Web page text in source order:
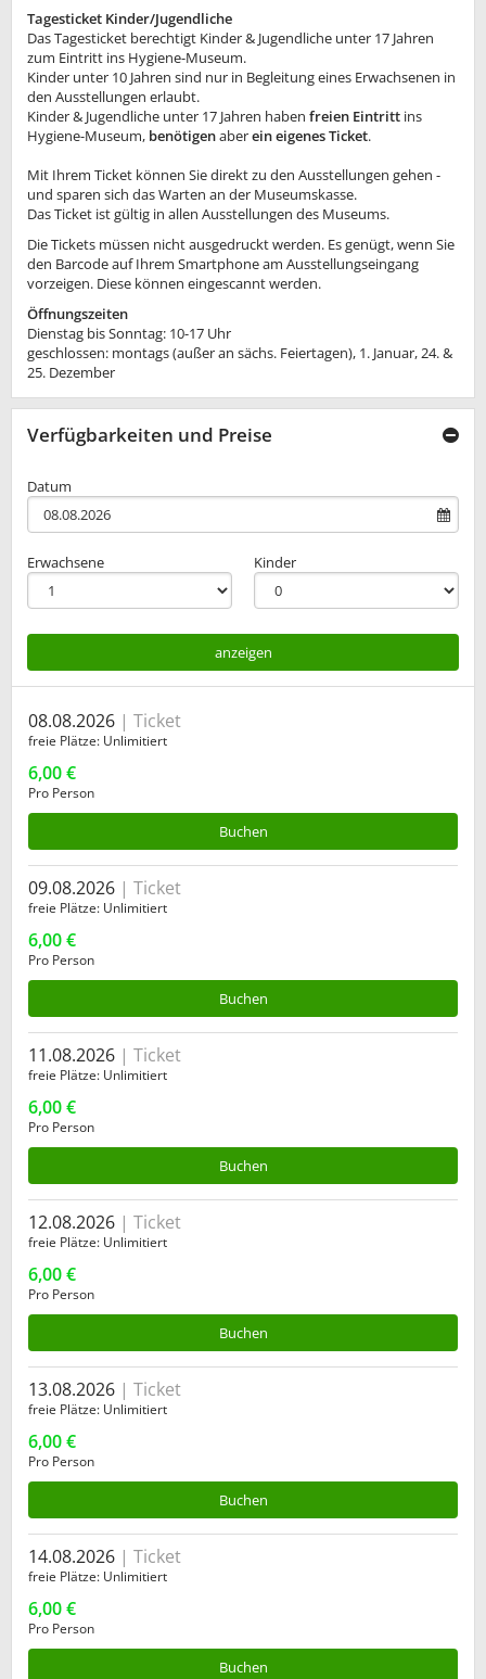
Tagesticket Kinder/Jugendliche
Das Tagesticket berechtigt Kinder & Jugendliche unter 17 Jahren
zum Eintritt ins Hygiene-Museum.
Kinder unter 10 Jahren sind nur in Begleitung eines Erwachsenen in
den Ausstellungen erlaubt.
Kinder & Jugendliche unter 17 Jahren haben freien Eintritt ins
Hygiene-Museum, benötigenaberein eigenes Ticket.
Mit Ihrem Ticket können Sie direkt zu den Ausstellungen gehen -
und sparen sich das Warten an der Museumskasse.
Das Ticket ist gültig in allen Ausstellungen des Museums.
Die Tickets müssen nicht ausgedruckt werden. Es genügt, wenn Sie
den Barcode auf Ihrem Smartphone am Ausstellungseingang
vorzeigen. Diese können eingescannt werden.
Öffnungszeiten
Dienstag bis Sonntag: 10-17 Uhr
geschlossen: montags (außer an sächs. Feiertagen), 1. Januar, 24. &
25. Dezember
Verfügbarkeiten und Preise
Datum
Erwachsene Kinder
anzeigen
08.08.2026 Ticket
freie Plätze Unlimitiert
6,00 €
Pro Person
Buchen
09.08.2026 Ticket
freie Plätze Unlimitiert
6,00 €
Pro Person
Buchen
11.08.2026 Ticket
freie Plätze Unlimitiert
6,00 €
Pro Person
Buchen
12.08.2026 Ticket
freie Plätze Unlimitiert
6,00 €
Pro Person
Buchen
13.08.2026 Ticket
freie Plätze Unlimitiert
6,00 €
Pro Person
Buchen
14.08.2026 Ticket
freie Plätze Unlimitiert
6,00 €
Pro Person
Buchen